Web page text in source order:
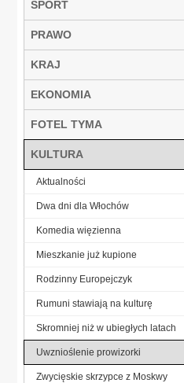
SPORT
PRAWO
KRAJ
EKONOMIA
FOTEL TYMA
KULTURA
Aktualności
Dwa dni dla Włochów
Komedia więzienna
Mieszkanie już kupione
Rodzinny Europejczyk
Rumuni stawiają na kulturę
Skromniej niż w ubiegłych latach
Uwznioślenie prowizorki
Zwycięskie skrzypce z Moskwy